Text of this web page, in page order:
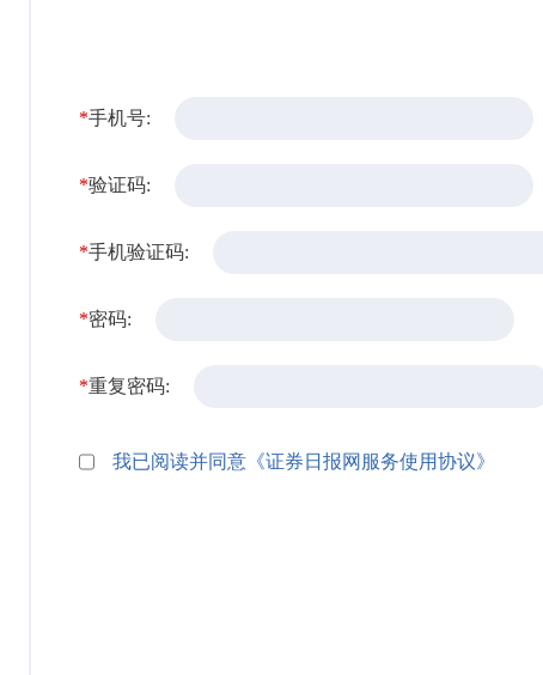
*手机号:
*验证码:
*手机验证码:
*密码:
*重复密码:
我已阅读并同意《证券日报网服务使用协议》